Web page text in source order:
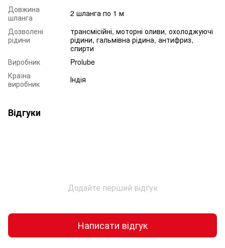
Довжина
шланга
2 шланга по 1 м
Дозволені
рідини
трансмісійні, моторні оливи, охолоджуючі
рідини, гальмівна рідина, антифриз,
спирти
Виробник
Prolube
Країна
виробник
Індія
Відгуки
Додайте перший відгук
Написати відгук